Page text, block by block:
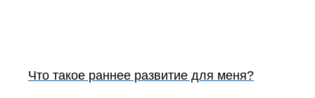
Что такое раннее развитие для меня?